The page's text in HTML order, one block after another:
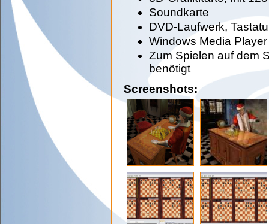
Soundkarte
DVD-Laufwerk,
Windows Media
Zum Spielen auf dem
benötigt
Screenshots: